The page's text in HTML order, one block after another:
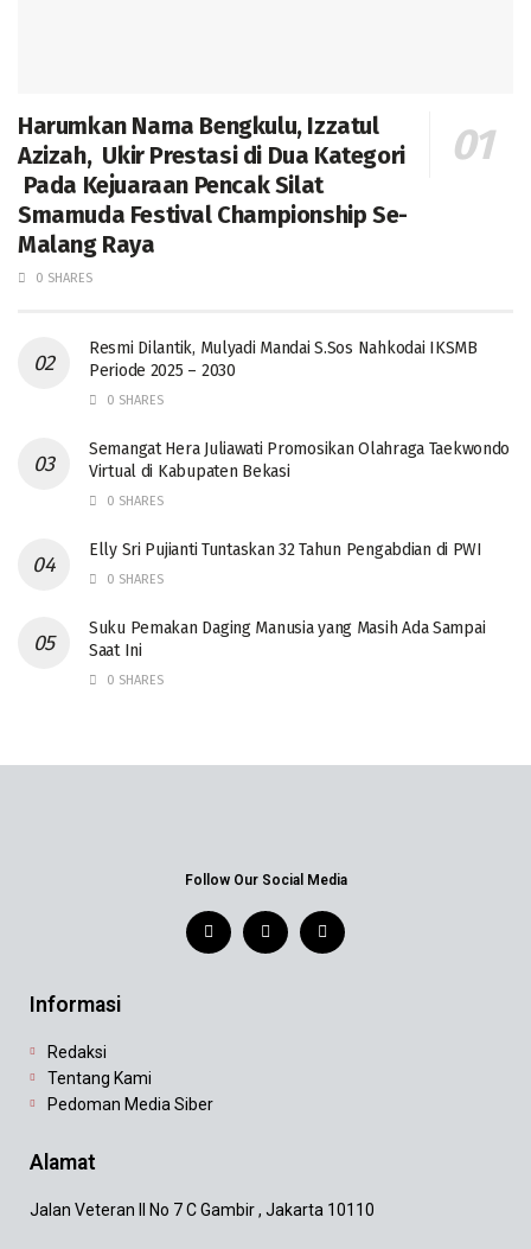
Harumkan Nama Bengkulu, Izzatul
Azizah, Ukir Prestasi di Dua Kategori
Pada Kejuaraan Pencak Silat
Smamuda Festival Championship Se-
Malang Raya
0 SHARES
Resmi Dilantik, Mulyadi Mandai S.Sos Nahkodai IKSMB
Periode 2025 – 2030
0 SHARES
Semangat Hera Juliawati Promosikan Olahraga Taekwondo
Virtual di Kabupaten Bekasi
0 SHARES
Elly Sri Pujianti Tuntaskan 32 Tahun Pengabdian di PWI
0 SHARES
‎Suku Pemakan Daging Manusia yang Masih Ada Sampai
Saat Ini
0 SHARES
Follow Our Social Media
Informasi
Redaksi
Tentang Kami
Pedoman Media Siber
Alamat
Jalan Veteran II No 7 C Gambir , Jakarta 10110